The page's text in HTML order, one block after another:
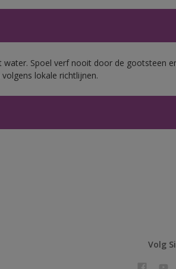
water. Spoel verf nooit door de gootsteen
lokale richtlijnen.
Volg